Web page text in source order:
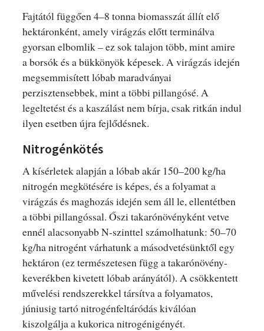
Fajtától függően 4–8 tonna biomasszát állít elő
hektáronként, amely virágzás előtt terminálva
gyorsan elbomlik – ez sok talajon több, mint amire
a borsók és a bükkönyök képesek. A virágzás idején
megsemmisített lóbab maradványai
perzisztensebbek, mint a többi pillangósé. A
legeltetést és a kaszálást nem bírja, csak ritkán indul
ilyen esetben újra fejlődésnek.
Nitrogénkötés
A kísérletek alapján a lóbab akár 150–200 kg/ha
nitrogén megkötésére is képes, és a folyamat a
virágzás és maghozás idején sem áll le, ellentétben
a többi pillangóssal. Őszi takarónövényként vetve
ennél alacsonyabb N-szinttel számolhatunk: 50–70
kg/ha nitrogént várhatunk a másodvetésünktől egy
hektáron (ez természetesen függ a takarónövény-
keverékben kivetett lóbab arányától). A csökkentett
művelési rendszerekkel társítva a folyamatos,
júniusig tartó nitrogénfeltáródás kiválóan
kiszolgálja a kukorica nitrogénigényét.